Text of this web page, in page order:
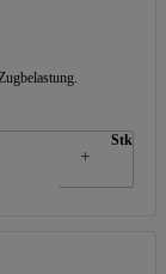
Stk